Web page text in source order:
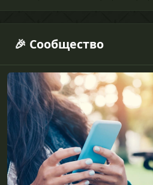
🎉 Сообщество
Знакомства & Приветствия